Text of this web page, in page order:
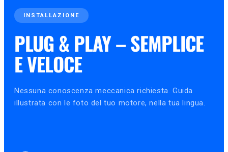
INSTALLAZIONE
PLUG & PLAY – SEMPLICE
E VELOCE
Nessuna conoscenza meccanica richiesta. Guida
illustrata con le foto del tuo motore, nella tua lingua.